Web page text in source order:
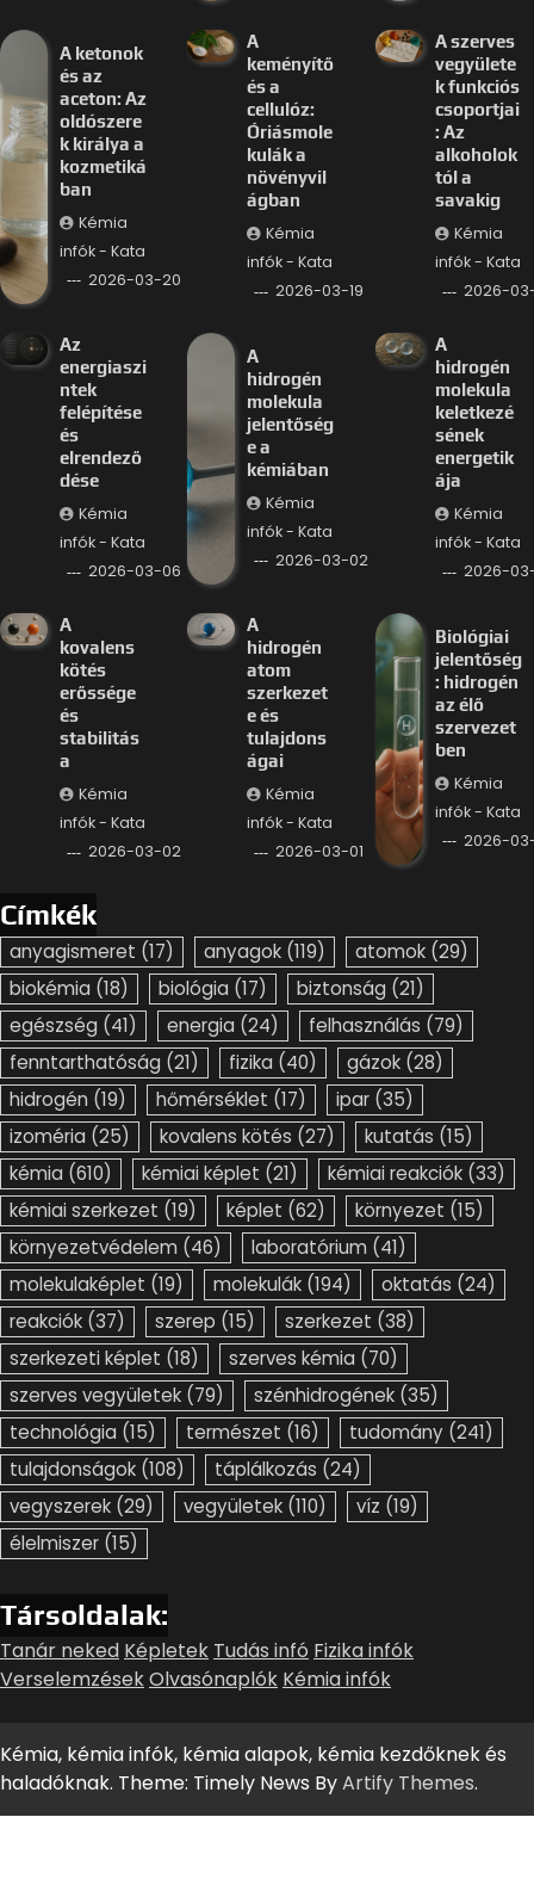
A ketonok
és az
aceton: Az
oldószere
k királya a
kozmetiká
ban
Kémia
infók - Kata
2026-03-20
A
keményítő
és a
cellulóz:
Óriásmole
kulák a
növényvil
ágban
Kémia
infók - Kata
2026-03-19
A szerves
vegyülete
k funkciós
csoportjai
: Az
alkoholok
tól a
savakig
Kémia
infók - Kata
2026-
Az
energiaszi
ntek
felépítése
és
elrendező
dése
Kémia
infók - Kata
2026-03-06
A
hidrogén
molekula
jelentőség
e a
kémiában
Kémia
infók - Kata
2026-03-02
A
hidrogén
molekula
keletkezé
sének
energetik
ája
Kémia
infók - Kata
2026-
A
kovalens
kötés
erőssége
és
stabilitás
a
Kémia
infók - Kata
2026-03-02
A
hidrogén
atom
szerkezet
e és
tulajdons
ágai
Kémia
infók - Kata
2026-03-01
Biológiai
jelentőség
: hidrogén
az élő
szervezet
ben
Kémia
infók - Kata
2026-
Címkék
anyagismeret (17) anyagok (119) atomok (29)
biokémia (18) biológia (17) biztonság (21)
egészség (41) energia (24) felhasználás (79)
fenntarthatóság (21) fizika (40) gázok (28)
hidrogén (19) hőmérséklet (17) ipar (35)
izoméria (25) kovalens kötés (27) kutatás (15)
kémia (610) kémiai képlet (21) kémiai reakciók (33)
kémiai szerkezet (19) képlet (62) környezet (15)
környezetvédelem (46) laboratórium (41)
molekulaképlet (19) molekulák (194) oktatás (24)
reakciók (37) szerep (15) szerkezet (38)
szerkezeti képlet (18) szerves kémia (70)
szerves vegyületek (79) szénhidrogének (35)
technológia (15) természet (16) tudomány (241)
tulajdonságok (108) táplálkozás (24)
vegyszerek (29) vegyületek (110) víz (19)
élelmiszer (15)
Társoldalak:
Tanár neked Képletek Tudás infó Fizika infók
VerselemzésekOlvasónaplók Kémia infók
Kémia, kémia infók, kémia alapok, kémia kezdőknek és
haladóknak. Theme: Timely News ByArtify Themes.